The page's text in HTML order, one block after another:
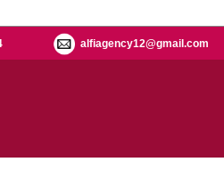
alfiagency12@gmail.com